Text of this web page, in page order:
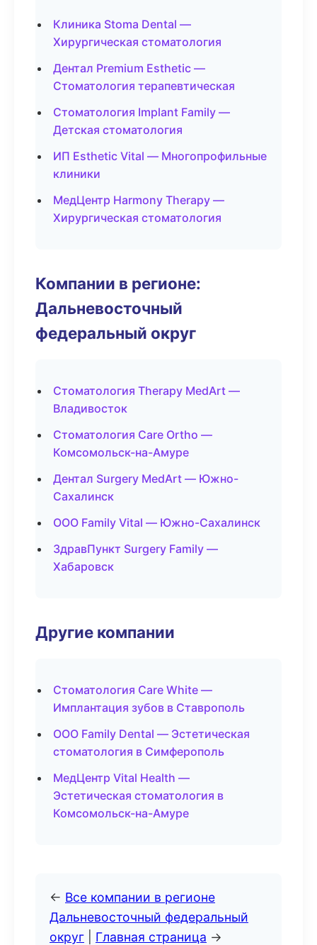
Клиника Stoma Dental —
Хирургическая стоматология
Дентал Premium Esthetic —
Стоматология терапевтическая
Стоматология Implant Family —
Детская стоматология
ИП Esthetic Vital — Многопрофильные
клиники
МедЦентр Harmony Therapy —
Хирургическая стоматология
Компании в регионе:
Дальневосточный
федеральный округ
Стоматология Therapy MedArt —
Владивосток
Стоматология Care Ortho —
Комсомольск-на-Амуре
Дентал Surgery MedArt — Южно-
Сахалинск
ООО Family Vital — Южно-Сахалинск
ЗдравПункт Surgery Family —
Хабаровск
Другие компании
Стоматология Care White —
Имплантация зубов в Ставрополь
ООО Family Dental — Эстетическая
стоматология в Симферополь
МедЦентр Vital Health —
Эстетическая стоматология в
Комсомольск-на-Амуре
← Все компании в регионе
Дальневосточный федеральный
округ
Главная страница →